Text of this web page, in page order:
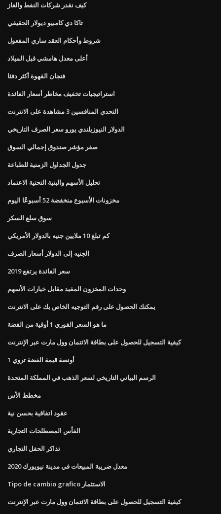
كيف نقدر شركات النفط والغاز
تاكا دي كامبيو ديولار الحقيقي
شروط وأحكام العقد ساري المفعول
أعلى معدل هامشي قبل الميلاد
فنجان القهوة أكثر دفئا
استراتيجيات تخفيف مخاطر أسعار الفائدة
التحدي المنافسين 3 مشاهدة على الانترنت
الدولار النيوزيلندي يورو سعر الصرف التاريخي
صفر مؤشر صندوق إجمالي السوق
جدول الجداول الزمنية للطباعة
تحليل الأسهم والبنية التحتية الاعتماد
مخزونات الأسبوع منخفضة 52 أسبوعًا اليوم
سوق سلع السكر
كم تبلغ 10 ملايين جنيه بالدولار الأمريكي
الجنيه إلى الدولار أسعار الصرف
سعر الفائدة يرتفع 2019
وحدات المخزون المقيد مقابل خيارات الأسهم
يمكنك الحصول على رقم التوجيه الخاص بك على الانترنت
ما هو السعر الفوري 1 أوقية من الفضة
كيفية التسجيل للحصول على بطاقة الائتمان وول مارت عبر الإنترنت
1 أونصة قيمة الفضة تروي
الرسم البياني التاريخي لسعر الذهب في المملكة المتحدة
مخطط الأس
عقود اتفاقية بحسن نية
الفأس المصطلحات التجارية
تذاكر الحفل التجاري
معدل ضريبة المبيعات في مدينة نيويورك 2020
Tipo de cambio grafico الاستثمار
كيفية التسجيل للحصول على بطاقة الائتمان وول مارت عبر الإنترنت